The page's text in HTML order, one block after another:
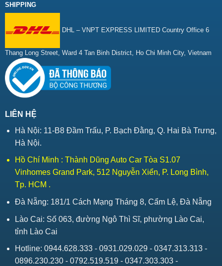
SHIPPING
DHL – VNPT EXPRESS LIMITED Country Office 6
Thang Long Street, Ward 4 Tan Binh District, Ho Chi Minh City, Vietnam
LIÊN HỆ
Hà Nội: 11-B8 Đầm Trấu, P. Bạch Đằng, Q. Hai Bà Trưng,
Hà Nội.
Hồ Chí Minh : Thành Dũng Auto Car Tòa S1.07
Vinhomes Grand Park, 512 Nguyễn Xiển, P. Long Bình,
Tp. HCM .
Đà Nẵng: 181/1 Cách Mạng Tháng 8, Cẩm Lệ, Đà Nẵng
Lào Cai: Số 063, đường Ngô Thì Sĩ, phường Lào Cai,
tỉnh Lào Cai
Hotline: 0944.628.333 - 0931.029.029 - 0347.313.313 -
0896.230.230 - 0792.519.519 - 0347.303.303 -